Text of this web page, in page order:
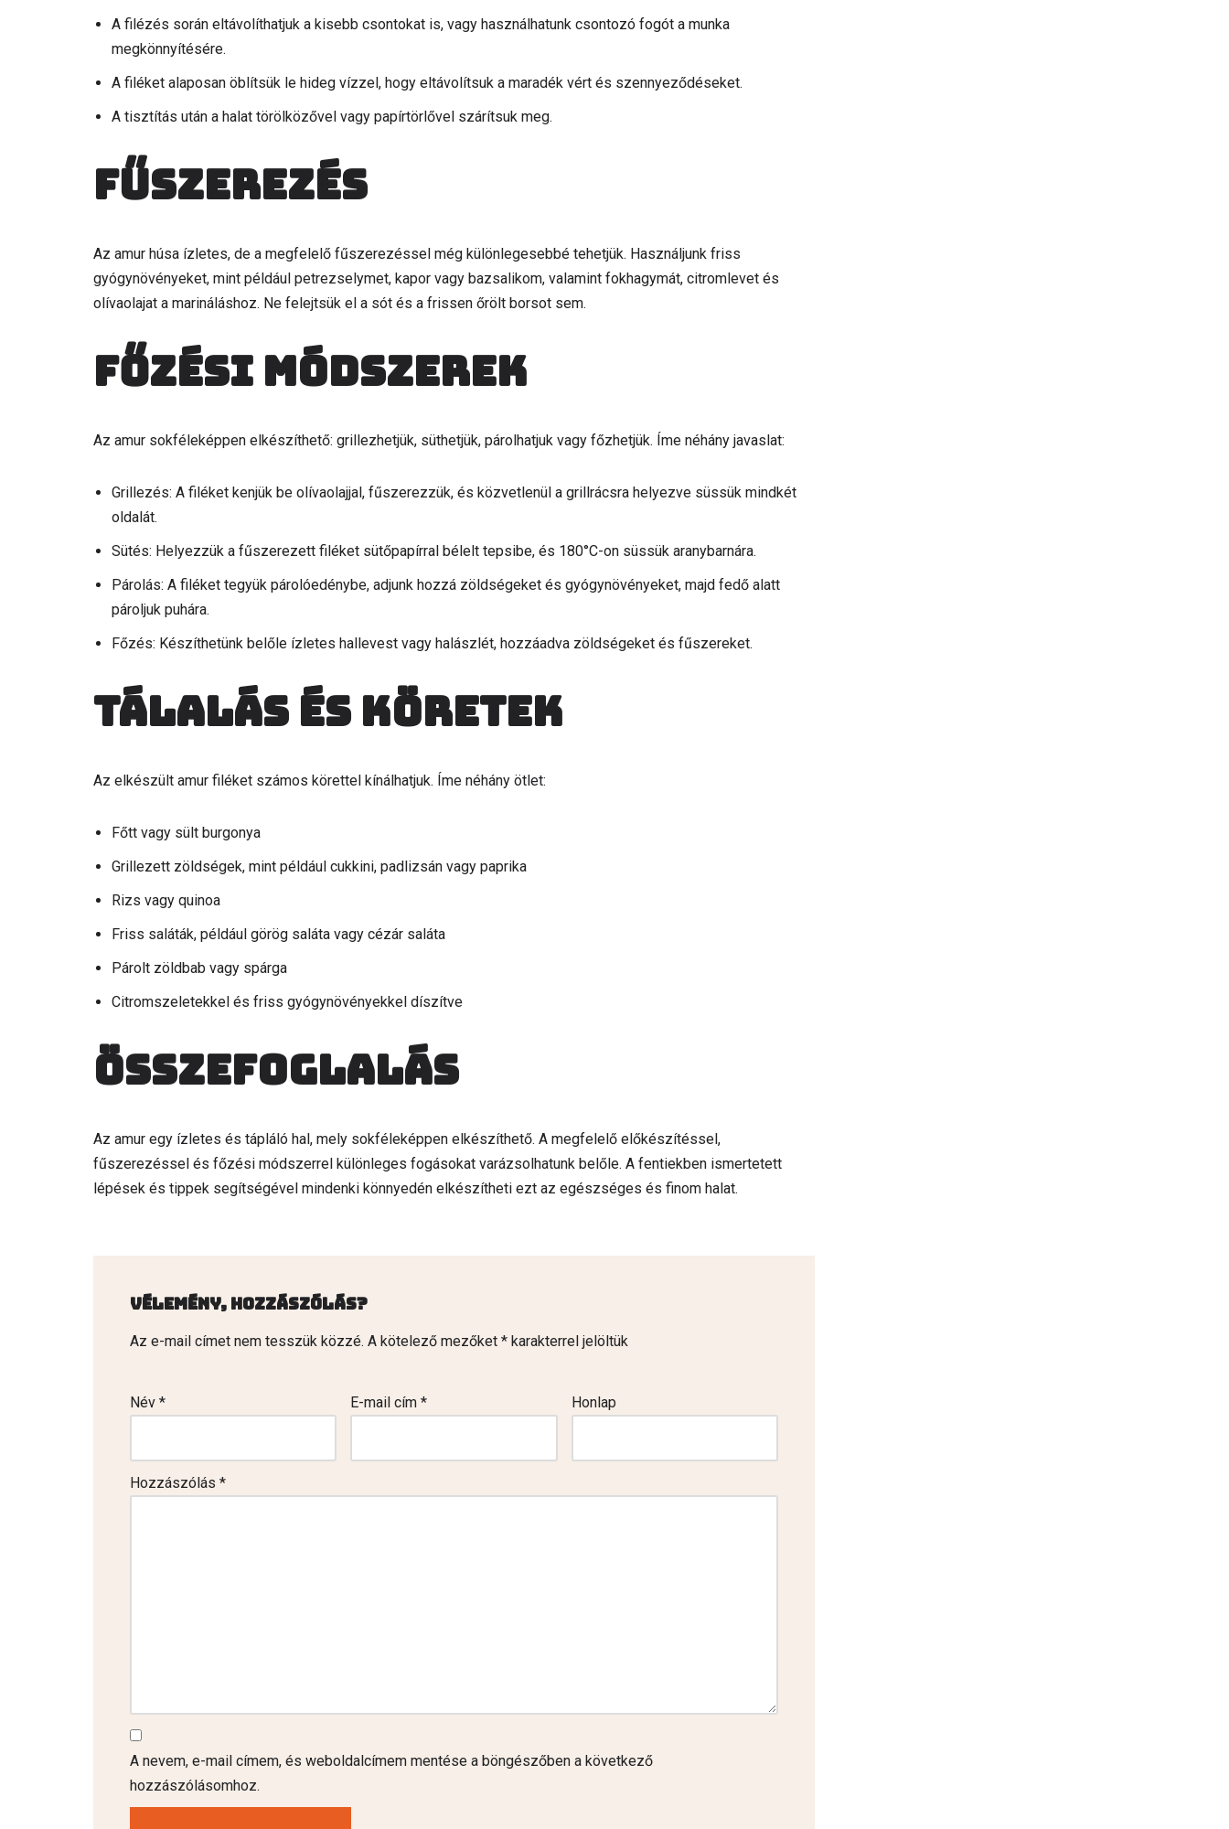
A filézés során eltávolíthatjuk a kisebb csontokat is, vagy használhatunk csontozó fogót a munka
megkönnyítésére.
A filéket alaposan öblítsük le hideg vízzel, hogy eltávolítsuk a maradék vért és szennyeződéseket.
A tisztítás után a halat törölközővel vagy papírtörlővel szárítsuk meg.
Fűszerezés
Az amur húsa ízletes, de a megfelelő fűszerezéssel még különlegesebbé tehetjük. Használjunk friss
gyógynövényeket, mint például petrezselymet, kapor vagy bazsalikom, valamint fokhagymát, citromlevet és
olívaolajat a marináláshoz. Ne felejtsük el a sót és a frissen őrölt borsot sem.
Főzési módszerek
Az amur sokféleképpen elkészíthető: grillezhetjük, süthetjük, párolhatjuk vagy főzhetjük. Íme néhány javaslat:
Grillezés: A filéket kenjük be olívaolajjal, fűszerezzük, és közvetlenül a grillrácsra helyezve süssük mindkét
oldalát.
Sütés: Helyezzük a fűszerezett filéket sütőpapírral bélelt tepsibe, és 180°C-on süssük aranybarnára.
Párolás: A filéket tegyük párolóedénybe, adjunk hozzá zöldségeket és gyógynövényeket, majd fedő alatt
pároljuk puhára.
Főzés: Készíthetünk belőle ízletes hallevest vagy halászlét, hozzáadva zöldségeket és fűszereket.
Tálalás és köretek
Az elkészült amur filéket számos körettel kínálhatjuk. Íme néhány ötlet:
Főtt vagy sült burgonya
Grillezett zöldségek, mint például cukkini, padlizsán vagy paprika
Rizs vagy quinoa
Friss saláták, például görög saláta vagy cézár saláta
Párolt zöldbab vagy spárga
Citromszeletekkel és friss gyógynövényekkel díszítve
Összefoglalás
Az amur egy ízletes és tápláló hal, mely sokféleképpen elkészíthető. A megfelelő előkészítéssel,
fűszerezéssel és főzési módszerrel különleges fogásokat varázsolhatunk belőle. A fentiekben ismertetett
lépések és tippek segítségével mindenki könnyedén elkészítheti ezt az egészséges és finom halat.
Vélemény, hozzászólás?
Az e-mail címet nem tesszük közzé. A kötelező mezőket * karakterrel jelöltük
Név * E-mail cím* Honlap
Hozzászólás *
A nevem, e-mail címem, és weboldalcímem mentése a böngészőben a következő
hozzászólásomhoz.